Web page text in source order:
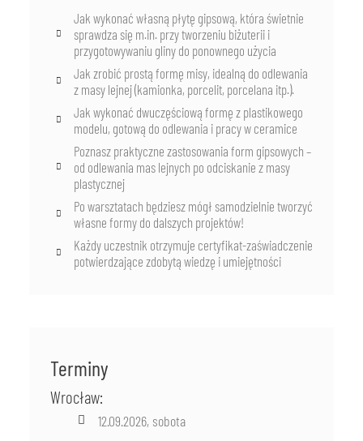
Jak wykonać własną płytę gipsową, która świetnie
sprawdza się m.in. przy tworzeniu biżuterii i
przygotowywaniu gliny do ponownego użycia
Jak zrobić prostą formę misy, idealną do odlewania
z masy lejnej (kamionka, porcelit, porcelana itp.).
Jak wykonać dwuczęściową formę z plastikowego
modelu, gotową do odlewania i pracy w ceramice
Poznasz praktyczne zastosowania form gipsowych –
od odlewania mas lejnych po odciskanie z masy
plastycznej
Po warsztatach będziesz mógł samodzielnie tworzyć
własne formy do dalszych projektów!
Każdy uczestnik otrzymuje certyfikat-zaświadczenie
potwierdzające zdobytą wiedzę i umiejętności
Terminy
Wrocław:
12.09.2026, sobota